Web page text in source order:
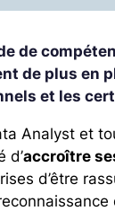
de
de plus en
et les
Analyst et
d’accroître
d’être